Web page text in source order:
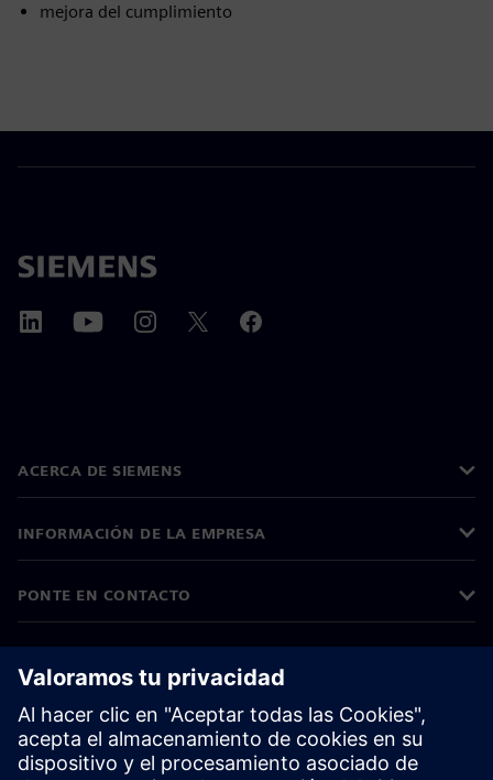
mejora del cumplimiento
ACERCA DE SIEMENS
INFORMACIÓN DE LA EMPRESA
PONTE EN CONTACTO
©Siemens2026